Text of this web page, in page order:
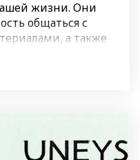
жизни. Они
общаться с
а также
коммуникации и